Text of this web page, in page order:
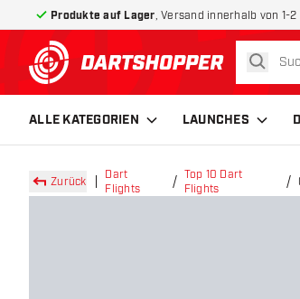
Produkte auf Lager , Versand innerhalb von 1-2
zurück zur Startseite
suchen
ALLE KATEGORIEN LAUNCHES
Zurück
Dart
Flights
Top 10 Dart
Flights